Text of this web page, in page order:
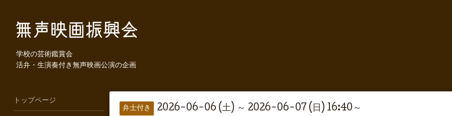
学校の芸術鑑賞会
活弁・生演奏付き無声映画公演の企画
弁士付き 2026-06-06 (土) ～ 2026-06-07 (日) 16:40～
トップページ